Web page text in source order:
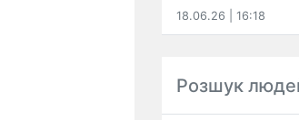
18.06.26 | 16:18
Розшук